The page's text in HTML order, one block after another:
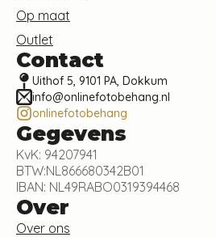
Op maat
Outlet
Contact
Uithof 5, 9101 PA, Dokkum
info@onlinefotobehang.nl
onlinefotobehang
Gegevens
KvK: 94207941
BTW:NL866680342B01
IBAN: NL49RABO0319394468
Over
Over ons